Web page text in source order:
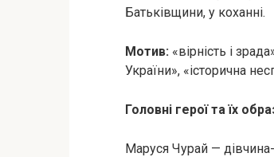
Батьківщини, у коханні.
Мотив: «вірність і
України», «історична
Головні герої та їх
Маруся Чурай —